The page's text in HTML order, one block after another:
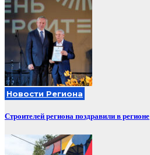
Новости Региона
Строителей региона поздравили в регионе